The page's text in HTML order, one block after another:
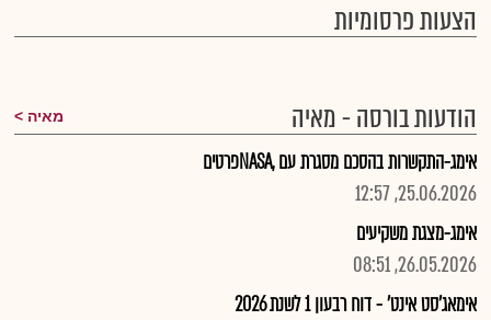
הצעות פרסומיות
הודעות בורסה - מאיה מאיה
אימג-התקשרות בהסכם מסגרת עם ,NASAפרטים
25.06.2026, 12:57
אימג-מצגת משקיעים
26.05.2026, 08:51
אימאג'סט אינט' - דוח רבעון 1 לשנת 2026